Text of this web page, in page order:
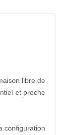
libre de
et proche
configuration